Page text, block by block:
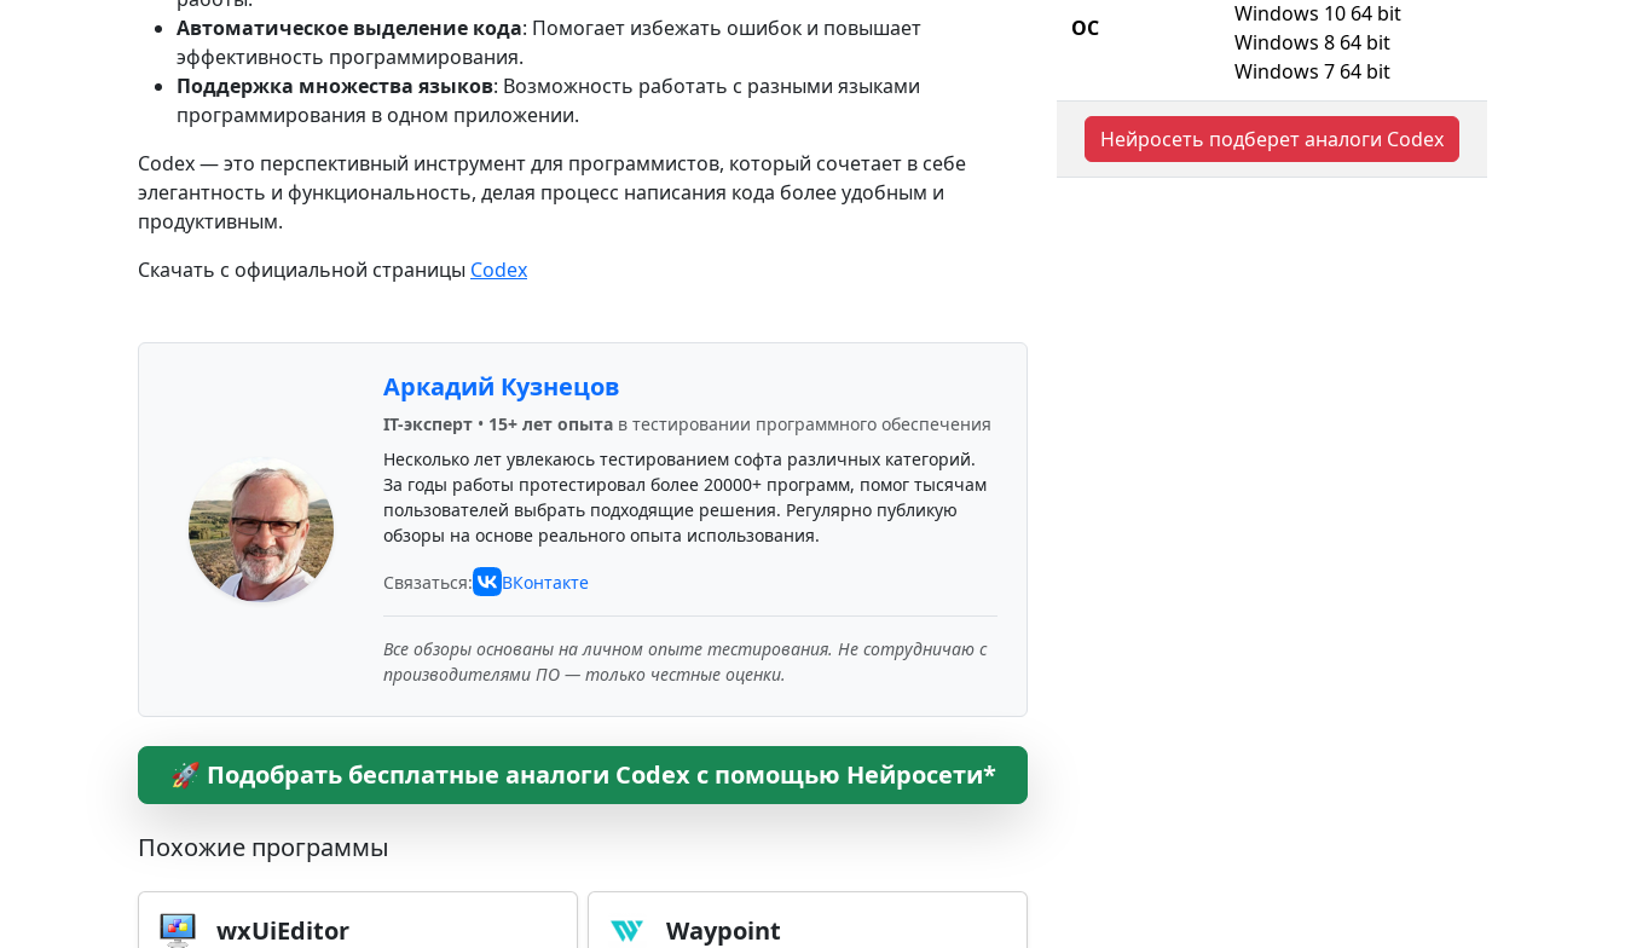
Автоматическое выделение кода: Помогает избежать ошибок и повышает
эффективность программирования.
Поддержка множества языков: Возможность работать с разными языками
программирования в одном приложении.
Codex — это перспективный инструмент для программистов, который сочетает в себе
элегантность и функциональность, делая процесс написания кода более удобным и
продуктивным.
Скачать с официальной страницы Codex
Аркадий Кузнецов
IT-эксперт• 15+ лет опытав тестировании программного обеспечения
Несколько лет увлекаюсь тестированием софта различных категорий.
За годы работы протестировал более 20000+ программ, помог тысячам
пользователей выбрать подходящие решения. Регулярно публикую
обзоры на основе реального опыта использования.
Связаться: ВКонтакте
Все обзоры основаны на личном опыте тестирования. Не сотрудничаю с
производителями ПО — только честные оценки.
🚀 Подобрать бесплатные аналоги Codex с помощью Нейросети*
Похожие программы
wxUiEditor Waypoint
ОС
Windows 10 64 bit
Windows 8 64 bit
Windows 7 64 bit
Нейросеть подберет аналоги Codex